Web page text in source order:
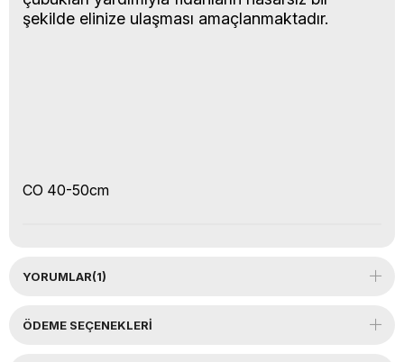
şekilde elinize ulaşması amaçlanmaktadır.
CO 40-50cm
YORUMLAR(1)
ÖDEME SEÇENEKLERI